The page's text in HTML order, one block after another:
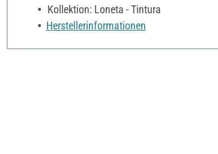
Kollektion: Loneta - Tintura
Herstellerinformationen